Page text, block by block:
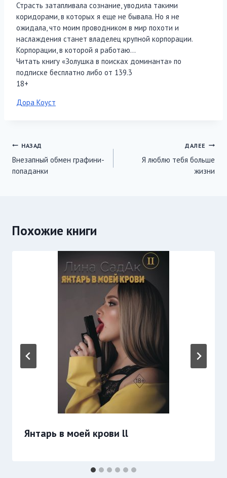
Страсть затапливала сознание, уводила такими
коридорами, в которых я еще не бывала. Но я не
ожидала, что моим проводником в мир похоти и
наслаждения станет владелец крупной корпорации.
Корпорации, в которой я работаю…
Читать книгу «Золушка в поисках доминанта» по
подписке бесплатно либо от 139.3
18+
Метки
Дора Коуст
Навигация
по
записям
НАЗАД
Внезапный обмен графини-
попаданки
ДАЛЕЕ
Я люблю тебя больше
жизни
Похожие книги
Янтарь в моей крови ll